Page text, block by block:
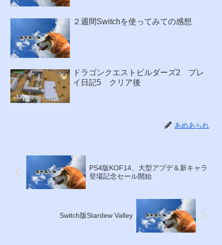
２週間Switchを使ってみての感想
ドラゴンクエストビルダーズ2 プレ
イ日記5 クリア後
あめあられ
PS4版KOF14、大型アプデ＆新キャラ
登場記念セール開始
Switch版Stardew Valley